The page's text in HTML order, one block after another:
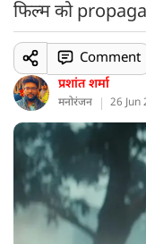
फिल्म को
प्रशांत शर्मा
मनोरंजन 26 Jun
Comment